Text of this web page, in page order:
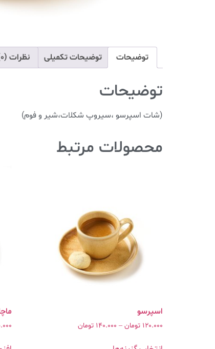
توضیحات توضیحات تکمیلی نظرات (0)
توضیحات
(شات اسپرسو ،سیروپ شکلات،شیر و فوم)
محصولات مرتبط
120.000 تومان –
140.000 تومان